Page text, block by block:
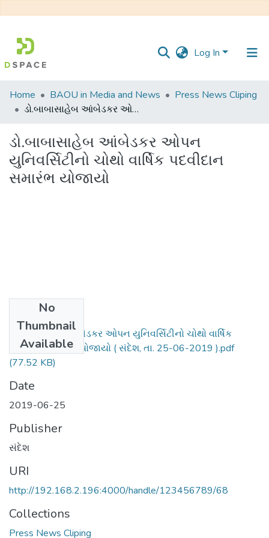
Log In
Communities
&
All of DSpace
Statistics
Home BAOU in Media and News
Press News Cliping
ડો.બાબાસાહેબ આંબેડકર ઓપન યુનિવર્સિટીનો ચોથો વાર્ષિક પદવીદાન સમારંભ યોજાયો
ડો.બાબાસાહેબ આંબેડકર ઓપન
યુનિવર્સિટીનો ચોથો વાર્ષિક પદવીદાન
સમારંભ યોજાયો
No
Thumbnail
Available
ડો.બાબાસાહેબ આંબેડકર ઓપન યુનિવર્સિટીનો ચોથો વાર્ષિક
પદવીદાન સમારંભ યોજાયો ( સંદેશ, તા. 25-06-2019 ).pdf
(77.52 KB)
Date
2019-06-25
Publisher
સંદેશ
URI
http://192.168.2.196:4000/handle/123456789/68
Collections
Press News Cliping